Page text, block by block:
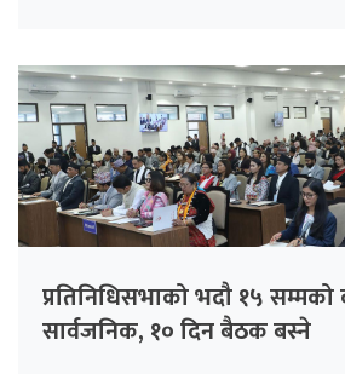
प्रतिनिधिसभाको भदौ १५ सम्मको
सार्वजनिक, १० दिन बैठक बस्ने